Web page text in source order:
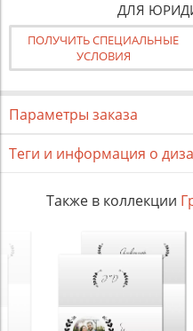
ДЛЯ
ПОЛУЧИТЬ СПЕЦИАЛЬНЫЕ
УСЛОВИЯ
Параметры заказа
Теги и информация о
Также в коллекции